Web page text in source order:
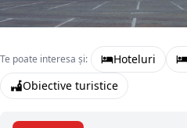
Te poate interesa și: Hoteluri
Obiective turistice